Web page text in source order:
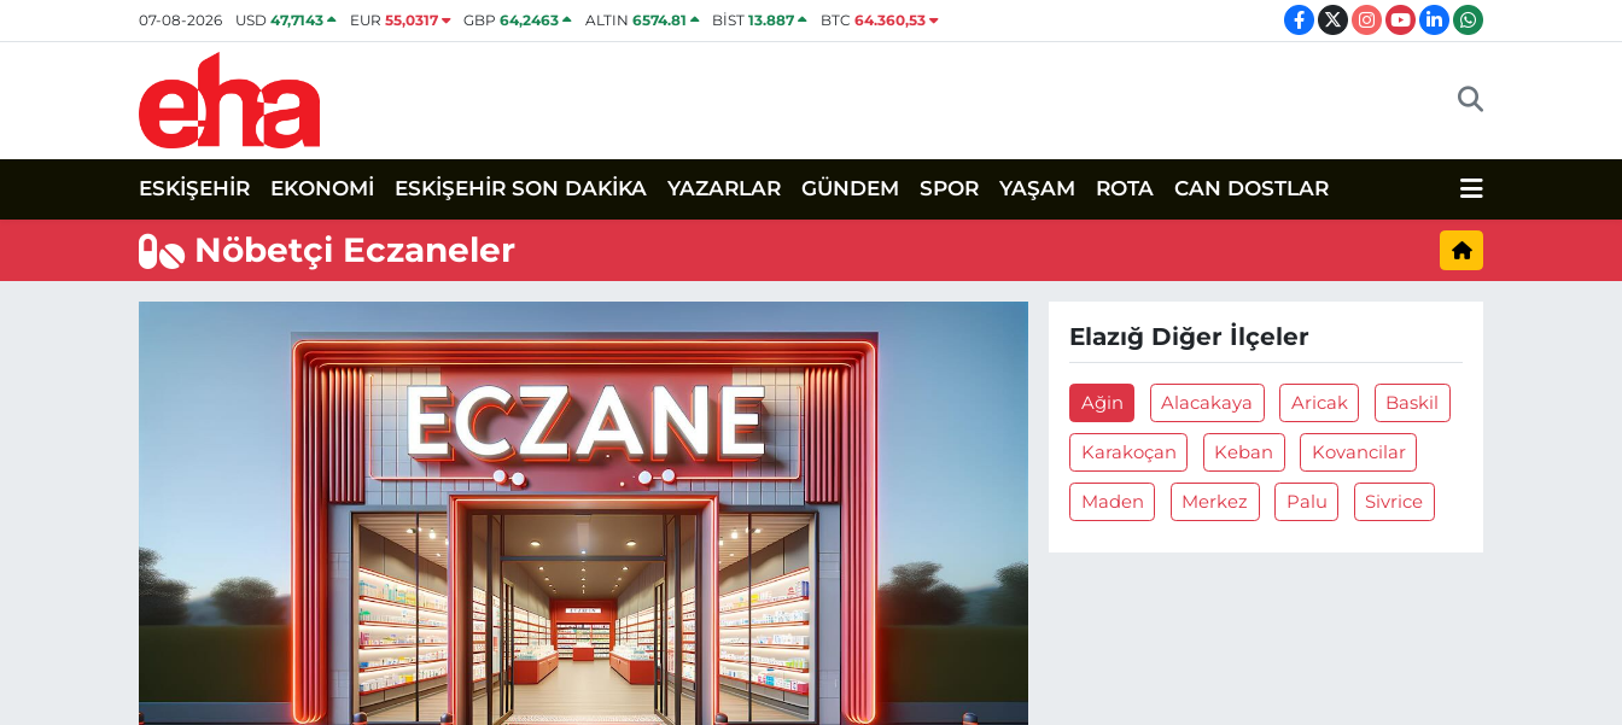
07-08-2026 USD47,7143 EUR 55,0317 GBP64,2463 ALTIN 6574.81 BİST13.887 BTC 64.360,53
ESKİŞEHİR EKONOMİ ESKİŞEHİR SON DAKİKA YAZARLAR GÜNDEM SPOR YAŞAM ROTA CAN DOSTLAR
Nöbetçi Eczaneler
Elazığ Diğer İlçeler
Ağin Alacakaya Aricak Baskil
Karakoçan Keban Kovancilar
Maden Merkez Palu Sivrice